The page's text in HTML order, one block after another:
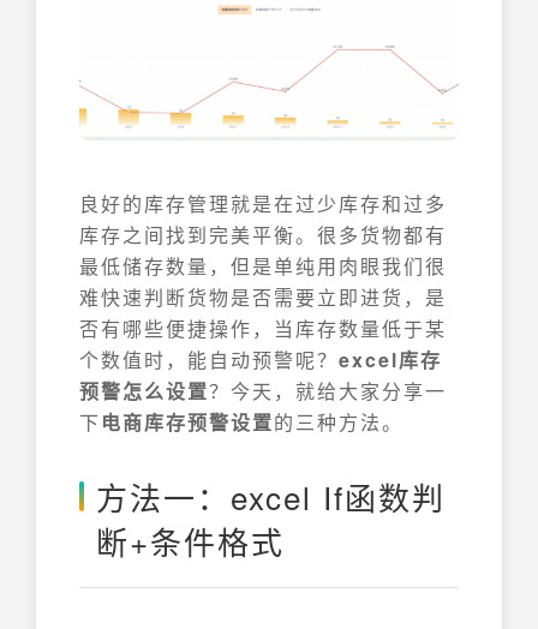
良好的库存管理就是在过少库存和过多
库存之间找到完美平衡。很多货物都有
最低储存数量，但是单纯用肉眼我们很
难快速判断货物是否需要立即进货，是
否有哪些便捷操作，当库存数量低于某
个数值时，能自动预警呢？ excel库存
预警怎么设置？今天，就给大家分享一
下 电商库存预警设置的三种方法。
方法一：excel If函数判
断+条件格式